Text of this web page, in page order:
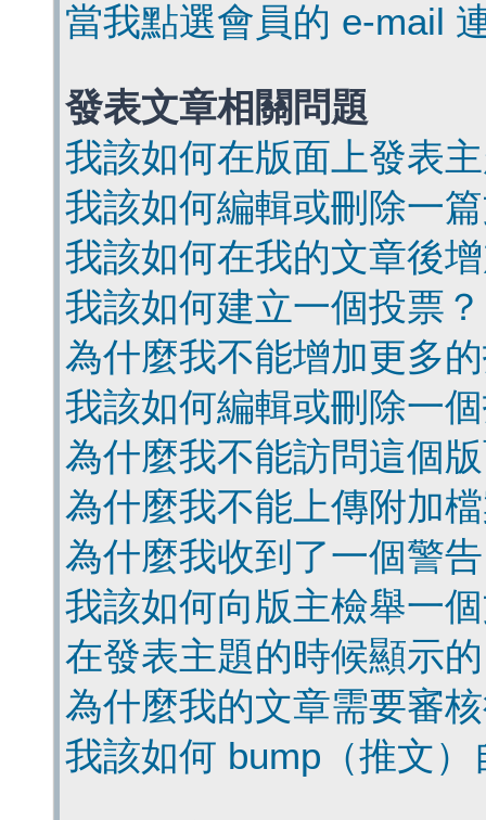
當我點選會員的 e-mail
發表文章相關問題
我該如何在版面上發表
我該如何編輯或刪除一
我該如何在我的文章後
我該如何建立一個投票？
為什麼我不能增加更多
我該如何編輯或刪除一
為什麼我不能訪問這個
為什麼我不能上傳附加
為什麼我收到了一個警
我該如何向版主檢舉一
在發表主題的時候顯示
為什麼我的文章需要審
我該如何 bump（推文